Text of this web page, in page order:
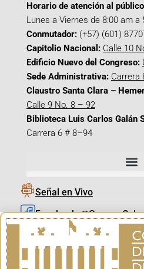
Horario de atención al
Lunes a Viernes de 8:00 am a
Conmutador: (+57) (601)
Capitolio Nacional: Calle 10
Edificio Nuevo del Congreso:
Sede Administrativa: Carrera
Claustro Santa Clara –
Calle 9 No. 8 – 92
Biblioteca Luis Carlos Galán
Carrera 6 # 8–94
Señal en Vivo
X_@CamaraColombia